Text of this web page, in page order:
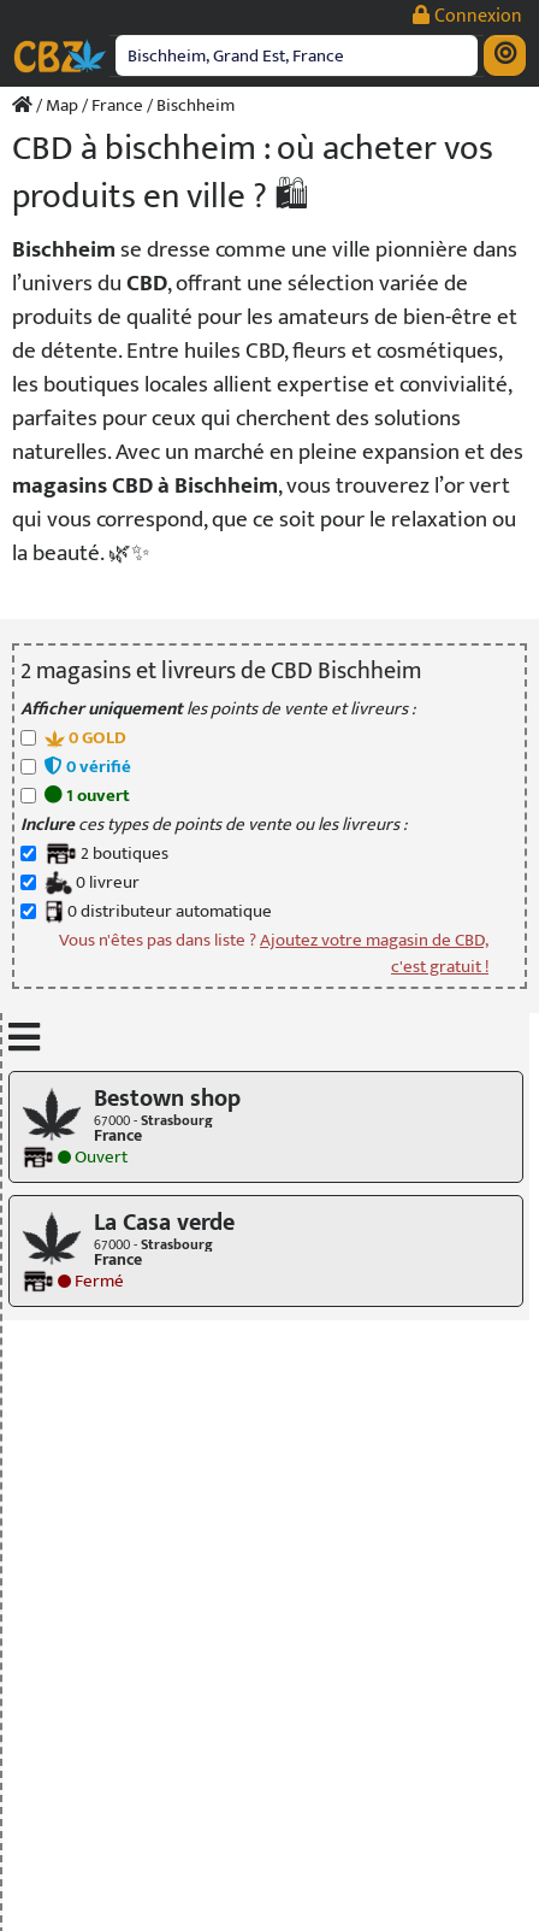
contenu
Connexion
/Map/France/ Bischheim
CBD à bischheim : où acheter vos
produits en ville ? 🛍️
Bischheimse dresse comme une ville pionnière dans
l’univers duCBD, offrant une sélection variée de
produits de qualité pour les amateurs de bien-être et
de détente. Entre huiles CBD, fleurs et cosmétiques,
les boutiques locales allient expertise et convivialité,
parfaites pour ceux qui cherchent des solutions
naturelles. Avec un marché en pleine expansion et des
magasins CBD à Bischheim, vous trouverez l’or vert
qui vous correspond, que ce soit pour le relaxation ou
la beauté. 🌿✨
2magasinset livreursde CBD Bischheim
Afficher uniquementles points de vente et livreurs :
0GOLD
0vérifié
1ouvert
Inclureces types de points de vente ou les livreurs :
2boutiques
0livreur
0distributeurautomatique
Vous n'êtes pas dans liste ?Ajoutez votre magasin de CBD,
c'est gratuit !
Bestown shop
67000 -Strasbourg
France
Ouvert
La Casa verde
67000 -Strasbourg
France
Fermé